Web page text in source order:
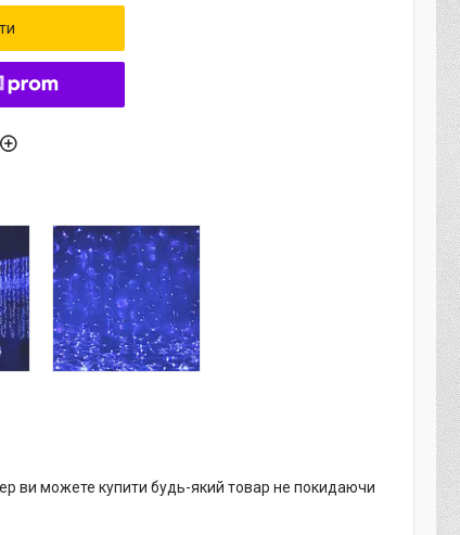
ви можете купити будь-який товар не покидаючи